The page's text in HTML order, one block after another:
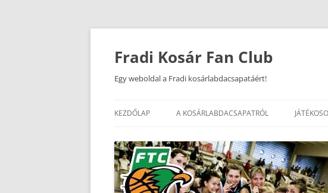
Kilépés
tartalomba
Fradi Kosár Fan Club
Egy weboldal a Fradi kosárlabdacsapatáért!
KEZDŐLAP A KOSÁRLABDACSAPATRÓL